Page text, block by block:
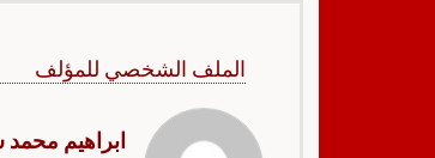
الملف الشخصي للمؤلف
ابراهيم